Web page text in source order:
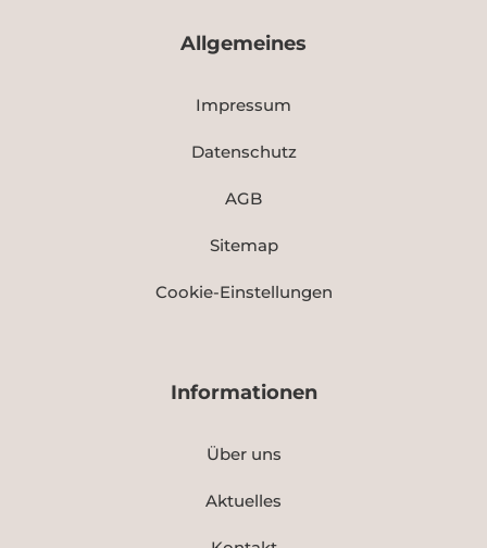
Informationen
Über uns
Aktuelles
Allgemeines
Impressum
Datenschutz
AGB
Sitemap
Cookie-Einstellungen